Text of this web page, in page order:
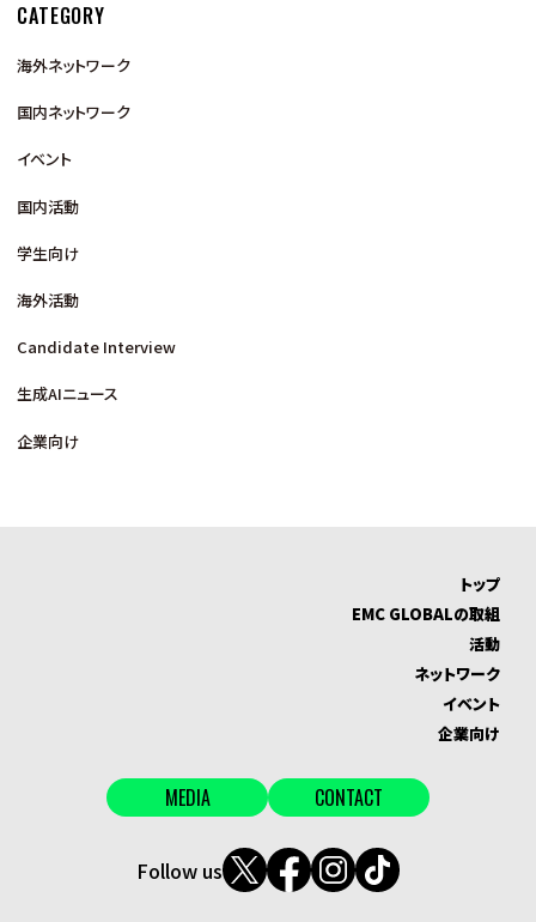
CATEGORY
海外ネットワーク
国内ネットワーク
イベント
国内活動
学生向け
海外活動
Candidate Interview
生成AIニュース
企業向け
トップ
EMC GLOBALの取組
活動
ネットワーク
イベント
企業向け
MEDIA CONTACT
Follow us